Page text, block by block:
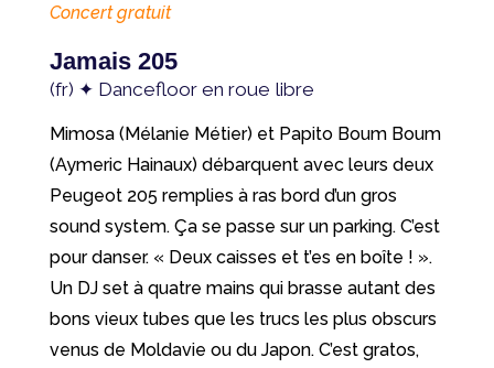
Concert gratuit
Jamais 205
(fr) ✦ Dancefloor en roue libre
Mimosa (Mélanie Métier) et Papito Boum Boum
(Aymeric Hainaux) débarquent avec leurs deux
Peugeot 205 remplies à ras bord d’un gros
sound system. Ça se passe sur un parking. C’est
pour danser. « Deux caisses et t’es en boîte ! ».
Un DJ set à quatre mains qui brasse autant des
bons vieux tubes que les trucs les plus obscurs
venus de Moldavie ou du Japon. C’est gratos,